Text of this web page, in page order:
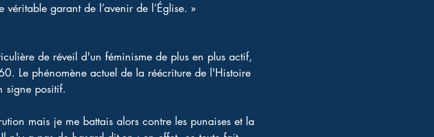
véritable garant de l’avenir de l’Église. »
de réveil d'un féminisme de plus en plus actif,
Le phénomène actuel de la réécriture de l'Histoire
signe positif.
mais je me battais alors contre les punaises et la